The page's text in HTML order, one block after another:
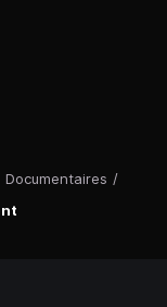
Documentaires /